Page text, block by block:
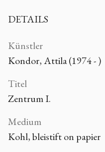
DETAILS
Künstler
Kondor, Attila (1974 - )
Titel
Zentrum I.
Medium
Kohl, bleistift on papier